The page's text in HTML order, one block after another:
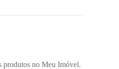
produtos no Meu Imóvel.